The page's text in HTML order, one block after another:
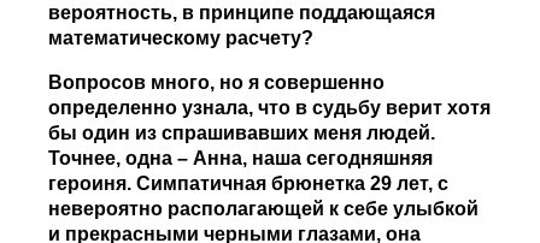
вероятность, в принципе поддающаяся
математическому расчету?
Вопросов много, но я совершенно
определенно узнала, что в судьбу верит хотя
бы один из спрашивавших меня людей.
Точнее, одна – Анна, наша сегодняшняя
героиня. Симпатичная брюнетка 29 лет, с
невероятно располагающей к себе улыбкой
и прекрасными черными глазами, она